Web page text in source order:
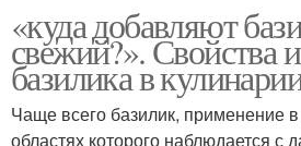
«куда добавляют
свежий?». Свойства
базилика в
Чаще всего базилик, применение
областях которого наблюдается с